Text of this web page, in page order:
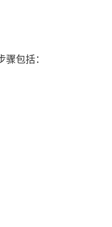
包括：